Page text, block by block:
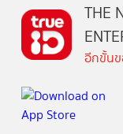
THE
อีกขั้นข